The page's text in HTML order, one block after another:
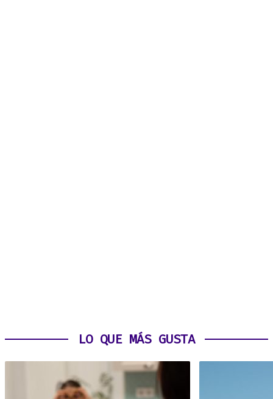
LO QUE MÁS GUSTA